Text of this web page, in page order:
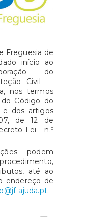
Freguesia de
início ao
do
Civil —
nos termos
Código do
e dos artigos
de 12 de
Lei n.º
podem
até ao
endereço de
ajuda.pt.